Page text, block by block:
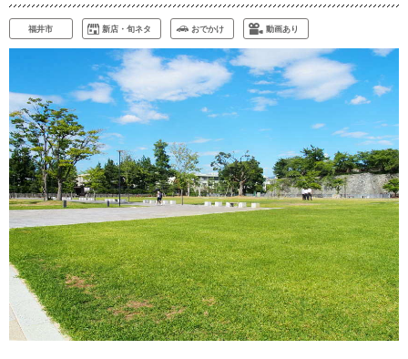
福井市 新店・旬ネタ おでかけ 動画あり